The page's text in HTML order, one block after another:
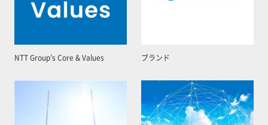
NTT Group’s Core & Values ブランド